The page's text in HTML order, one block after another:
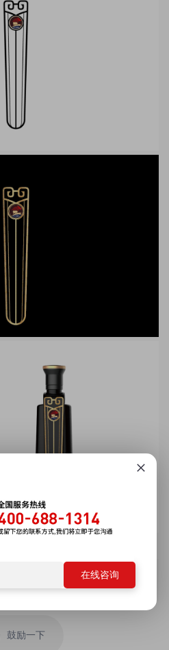
加在坛盖上，增添质感；酒坛中间的弧
采用横式锁扣工艺设计；唐蒙剑型图
汉代纹样，唐蒙logo置于剑身，金色磨砂
户所有，艺点意创拥有该案例的著作
鼓励一下
很愉快，对于作品我是很满意，细节把
在线咨询